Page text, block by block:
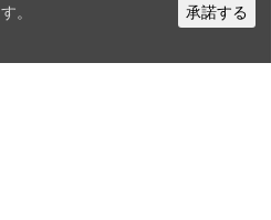
す。
承諾する